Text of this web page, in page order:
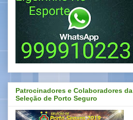
Patrocinadores e Colaboradores da
Seleção de Porto Seguro